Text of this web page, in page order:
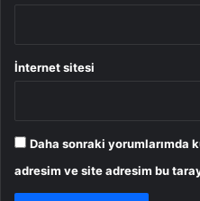
İnternet sitesi
Daha sonraki yorumlarımda
adresim ve site adresim bu